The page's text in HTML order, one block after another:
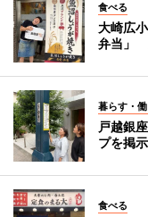
食べる
大崎広
弁当」
暮らす・働
戸越銀
プを掲
食べる